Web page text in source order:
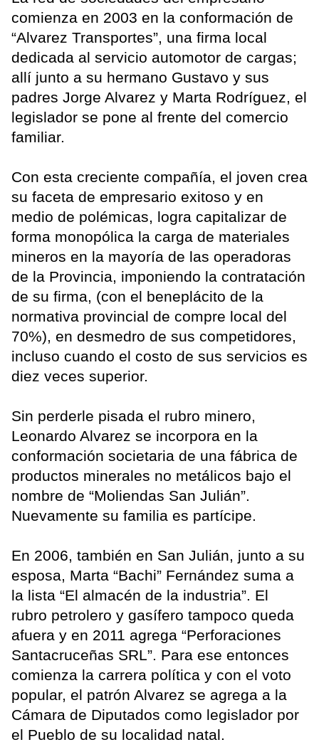
comienza en 2003 en la conformación de
“Alvarez Transportes”, una firma local
dedicada al servicio automotor de cargas;
allí junto a su hermano Gustavo y sus
padres Jorge Alvarez y Marta Rodríguez, el
legislador se pone al frente del comercio
familiar.
Con esta creciente compañía, el joven crea
su faceta de empresario exitoso y en
medio de polémicas, logra capitalizar de
forma monopólica la carga de materiales
mineros en la mayoría de las operadoras
de la Provincia, imponiendo la contratación
de su firma, (con el beneplácito de la
normativa provincial de compre local del
70%), en desmedro de sus competidores,
incluso cuando el costo de sus servicios es
diez veces superior.
Sin perderle pisada el rubro minero,
Leonardo Alvarez se incorpora en la
conformación societaria de una fábrica de
productos minerales no metálicos bajo el
nombre de “Moliendas San Julián”.
Nuevamente su familia es partícipe.
En 2006, también en San Julián, junto a su
esposa, Marta “Bachi” Fernández suma a
la lista “El almacén de la industria”. El
rubro petrolero y gasífero tampoco queda
afuera y en 2011 agrega “Perforaciones
Santacruceñas SRL”. Para ese entonces
comienza la carrera política y con el voto
popular, el patrón Alvarez se agrega a la
Cámara de Diputados como legislador por
el Pueblo de su localidad natal.